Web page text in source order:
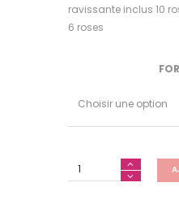
ravissante inclus 10
6 roses